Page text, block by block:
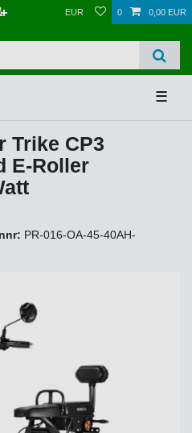
EUR 0 0,00 EUR
☰
Trike CP3
E-Roller
PR-016-OA-45-40AH-